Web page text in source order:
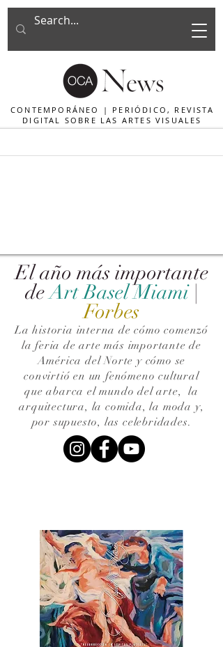
CONTEMPORÁNEO | PERIÓDICO, REVISTA
DIGITAL SOBRE LAS ARTES VISUALES
El año más importante
de Art Basel Miami |
Forbes
La historia interna de cómo comenzó
la feria de arte más importante de
América del Norte y cómo se
convirtió en un fenómeno cultural
que abarca el mundo del arte,la
arquitectura, la comida, la moda y,
por supuesto, las celebridades.